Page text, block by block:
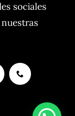
sociales